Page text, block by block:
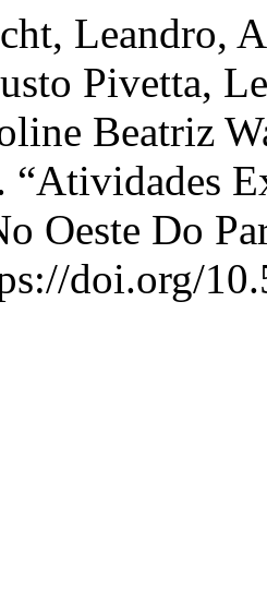
Leandro,
Pivetta,
Beatriz
“Atividades
Oeste Do
doi.org/